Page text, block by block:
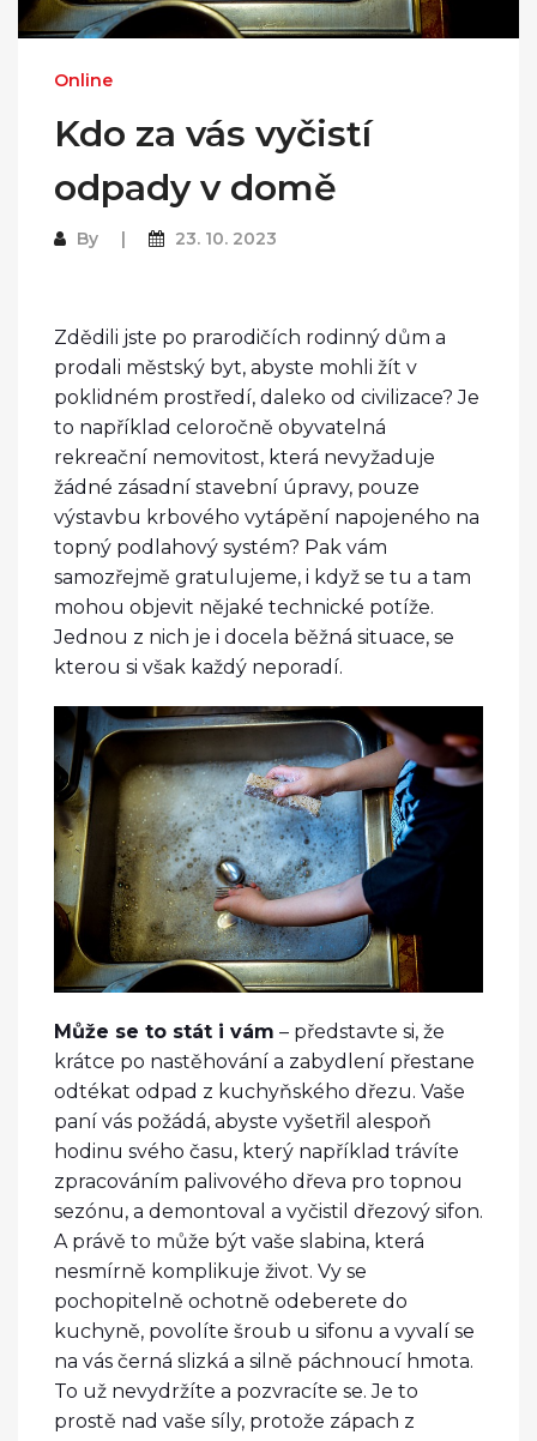
Online
Kdo za vás vyčistí
odpady v domě
By 23. 10. 2023
Zdědili jste po prarodičích rodinný dům a
prodali městský byt, abyste mohli žít v
poklidném prostředí, daleko od civilizace? Je
to například celoročně obyvatelná
rekreační nemovitost, která nevyžaduje
žádné zásadní stavební úpravy, pouze
výstavbu krbového vytápění napojeného na
topný podlahový systém? Pak vám
samozřejmě gratulujeme, i když se tu a tam
mohou objevit nějaké technické potíže.
Jednou z nich je i docela běžná situace, se
kterou si však každý neporadí.
Může se to stát i vám – představte si, že
krátce po nastěhování a zabydlení přestane
odtékat odpad z kuchyňského dřezu. Vaše
paní vás požádá, abyste vyšetřil alespoň
hodinu svého času, který například trávíte
zpracováním palivového dřeva pro topnou
sezónu, a demontoval a vyčistil dřezový sifon.
A právě to může být vaše slabina, která
nesmírně komplikuje život. Vy se
pochopitelně ochotně odeberete do
kuchyně, povolíte šroub u sifonu a vyvalí se
na vás černá slizká a silně páchnoucí hmota.
To už nevydržíte a pozvracíte se. Je to
prostě nad vaše síly, protože zápach z